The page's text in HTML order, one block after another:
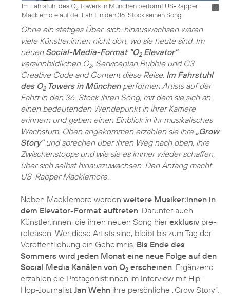
Im Fahrstuhl des O2Towers in München performt US-Rapper
Macklemore auf der Fahrt in den 36. Stock seinen Song
Ohne ein stetiges Über-sich-hinauswachsen wären
viele Künstler:innen nicht dort, wo sie heute sind. Im
neuen Social-Media-Format "O2Elevator"
versinnbildlichen O2, Serviceplan Bubble und C3
Creative Code and Content diese Reise. Im Fahrstuhl
des O2Towers in Münchenperformen Artists auf der
Fahrt in den 36. Stock ihren Song, mit dem sie sich an
einen bedeutenden Wendepunkt in ihrer Karriere
erinnern und geben einen Einblick in ihr musikalisches
Wachstum. Oben angekommen erzählen sie ihre „Grow
Story“und sprechen über ihren Weg nach oben, ihre
Zwischenstopps und wie sie es immer wieder schaffen,
über sich selbst hinauszuwachsen. Den Anfang macht
US-Rapper Macklemore.
Neben Macklemore werden weitere Musiker:innen in
dem Elevator-Format auftreten . Darunter auch
Künstler:innen, die ihren neuen Song hierexklusiv pre-
releasen. Wer diese Artists sind, bleibt bis zum Tag der
Veröffentlichung ein Geheimnis. Bis Ende des
Sommers wird jeden Monat eine neue Folge auf den
Social Media Kanälen von O2 erscheinen . Ergänzend
erzählen die Protagonist:innen im Interview mit Hip-
Hop-Journalist Jan Wehn ihre persönliche „Grow Story“.